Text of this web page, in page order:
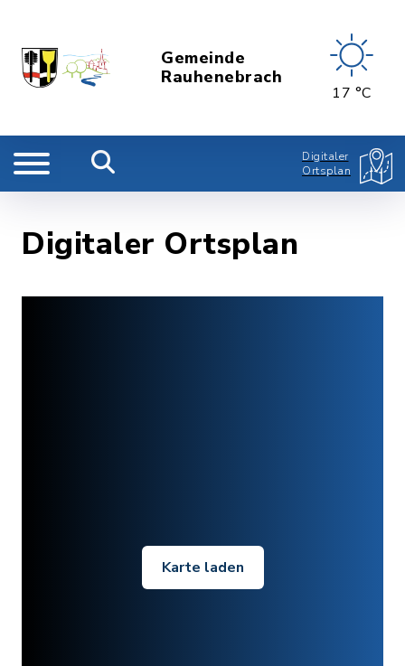
Gemeinde
Rauhenebrach
17 °C
Digitaler
Ortsplan
Digitaler Ortsplan
Karte laden